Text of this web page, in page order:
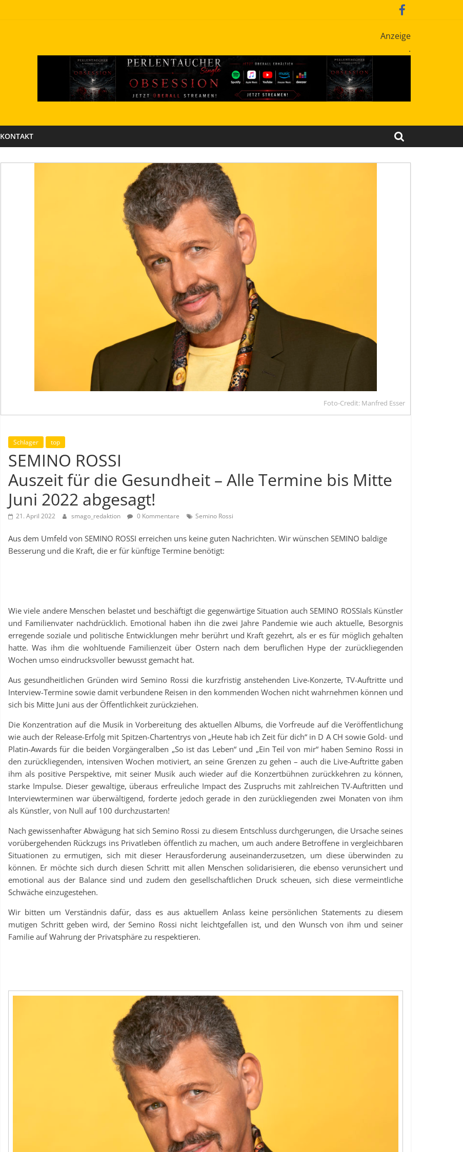
Anzeige
.
KONTAKT
Foto-Credit: Manfred Esser
Schlager top
SEMINO ROSSI
Auszeit für die Gesundheit – Alle Termine bis Mitte
Juni 2022 abgesagt!
21. April 2022 smago_redaktion 0 Kommentare Semino Rossi
Aus dem Umfeld von SEMINO ROSSI erreichen uns keine guten Nachrichten. Wir wünschen SEMINO baldige
Besserung und die Kraft, die er für künftige Termine benötigt:
Wie viele andere Menschen belastet und beschäftigt die gegenwärtige Situation auch SEMINO ROSSIals Künstler
und Familienvater nachdrücklich. Emotional haben ihn die zwei Jahre Pandemie wie auch aktuelle, Besorgnis
erregende soziale und politische Entwicklungen mehr berührt und Kraft gezehrt, als er es für möglich gehalten
hatte. Was ihm die wohltuende Familienzeit über Ostern nach dem beruflichen Hype der zurückliegenden
Wochen umso eindrucksvoller bewusst gemacht hat.
Aus gesundheitlichen Gründen wird Semino Rossi die kurzfristig anstehenden Live-Konzerte, TV-Auftritte und
Interview-Termine sowie damit verbundene Reisen in den kommenden Wochen nicht wahrnehmen können und
sich bis Mitte Juni aus der Öffentlichkeit zurückziehen.
Die Konzentration auf die Musik in Vorbereitung des aktuellen Albums, die Vorfreude auf die Veröffentlichung
wie auch der Release-Erfolg mit Spitzen-Chartentrys von „Heute hab ich Zeit für dich“ in D A CH sowie Gold- und
Platin-Awards für die beiden Vorgängeralben „So ist das Leben“ und „Ein Teil von mir“ haben Semino Rossi in
den zurückliegenden, intensiven Wochen motiviert, an seine Grenzen zu gehen – auch die Live-Auftritte gaben
ihm als positive Perspektive, mit seiner Musik auch wieder auf die Konzertbühnen zurückkehren zu können,
starke Impulse. Dieser gewaltige, überaus erfreuliche Impact des Zuspruchs mit zahlreichen TV-Auftritten und
Interviewterminen war überwältigend, forderte jedoch gerade in den zurückliegenden zwei Monaten von ihm
als Künstler, von Null auf 100 durchzustarten!
Nach gewissenhafter Abwägung hat sich Semino Rossi zu diesem Entschluss durchgerungen, die Ursache seines
vorübergehenden Rückzugs ins Privatleben öffentlich zu machen, um auch andere Betroffene in vergleichbaren
Situationen zu ermutigen, sich mit dieser Herausforderung auseinanderzusetzen, um diese überwinden zu
können. Er möchte sich durch diesen Schritt mit allen Menschen solidarisieren, die ebenso verunsichert und
emotional aus der Balance sind und zudem den gesellschaftlichen Druck scheuen, sich diese vermeintliche
Schwäche einzugestehen.
Wir bitten um Verständnis dafür, dass es aus aktuellem Anlass keine persönlichen Statements zu diesem
mutigen Schritt geben wird, der Semino Rossi nicht leichtgefallen ist, und den Wunsch von ihm und seiner
Familie auf Wahrung der Privatsphäre zu respektieren.